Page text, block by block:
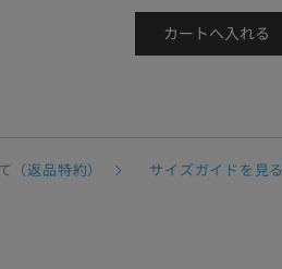
カートへ入れる
（返品特約）
サイズガイドを見る